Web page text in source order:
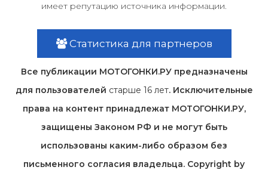
имеет репутацию источника информации.
Статистика для партнеров
Все публикации МОТОГОНКИ.РУ предназначены
для пользователей старше 16 лет. Исключительные
права на контент принадлежат МОТОГОНКИ.РУ,
защищены Законом РФ и не могут быть
использованы каким-либо образом без
письменного согласия владельца. Copyright by